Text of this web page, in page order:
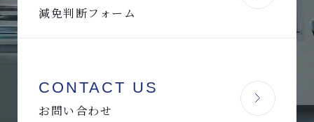
減免判断フォーム
CONTACT US
お問い合わせ